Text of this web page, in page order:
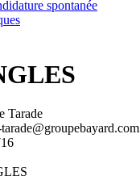
spontanée
Tarade